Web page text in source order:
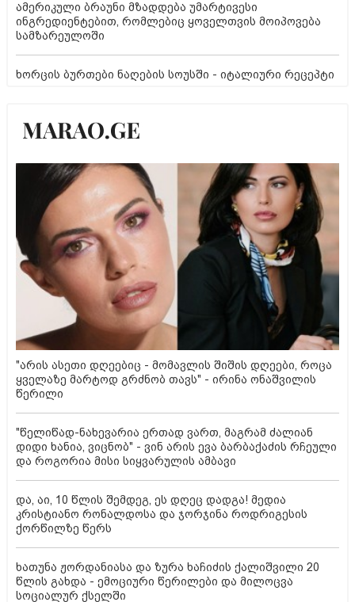
ამერიკული ბრაუნი მზადდება უმარტივესი
ინგრედიენტებით, რომლებიც ყოველთვის მოიპოვება
სამზარეულოში
ხორცის ბურთები ნაღების სოუსში - იტალიური რეცეპტი
"არის ასეთი დღეებიც - მომავლის შიშის დღეები, როცა
ყველაზე მარტოდ გრძნობ თავს" - ირინა ონაშვილის
წერილი
"წელიწად-ნახევარია ერთად ვართ, მაგრამ ძალიან
დიდი ხანია, ვიცნობ" - ვინ არის ევა ბარბაქაძის რჩეული
და როგორია მისი სიყვარულის ამბავი
და, აი, 10 წლის შემდეგ, ეს დღეც დადგა! მედია
კრისტიანო რონალდოსა და ჯორჯინა როდრიგესის
ქორწილზე წერს
ხათუნა ჟორდანიასა და ზურა ხაჩიძის ქალიშვილი 20
წლის გახდა - ემოციური წერილები და მილოცვა
სოციალურ ქსელში